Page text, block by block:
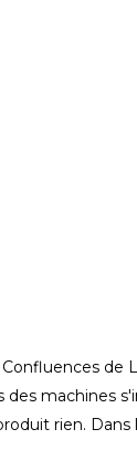
machines
rien. Dans